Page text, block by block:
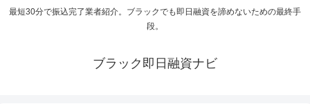
最短30分で振込完了業者紹介。ブラックでも即日融資を諦めないための最終手
段。
ブラック即日融資ナビ